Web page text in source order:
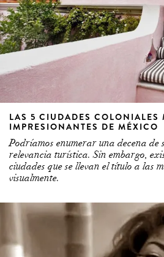
LAS 5 CIUDADES COLONIALES
IMPRESIONANTES DE MÉXICO
Podríamos enumerar una decena de
relevancia turística. Sin embargo,
ciudades que se llevan el título a las
visualmente.